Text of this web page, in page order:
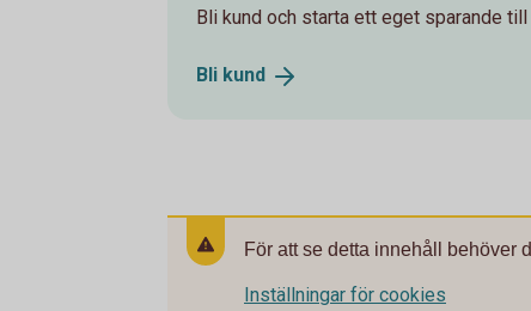
Bli kund och starta ett eget sparande till
Bli kund
För att se detta innehåll behöver
Inställningar för cookies